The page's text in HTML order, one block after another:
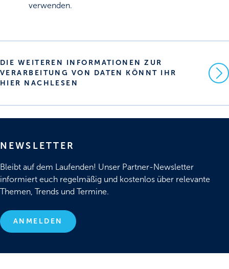
verwenden.
DIE WEITEREN INFORMATIONEN ZUR
VERARBEITUNG VON DATEN KÖNNT IHR
HIER NACHLESEN
NEWSLETTER
Bleibt auf dem Laufenden! Unser Partner-Newsletter
informiert euch regelmäßig und kostenlos über relevante
Themen, Trends und Termine.
ANMELDEN